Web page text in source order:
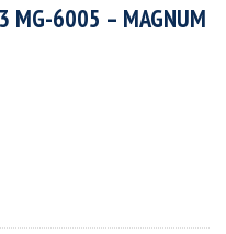
MG-6005 – MAGNUM